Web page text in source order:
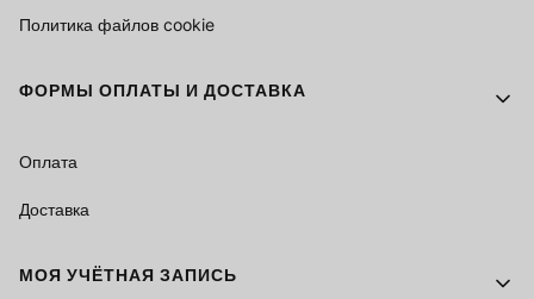
Политика файлов cookie
ФОРМЫ ОПЛАТЫ И ДОСТАВКА
Оплата
Доставка
МОЯ УЧЁТНАЯ ЗАПИСЬ